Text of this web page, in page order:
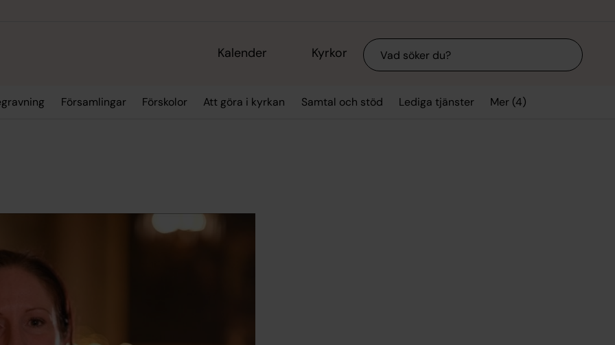
Kalender Kyrkor Sök
Församlingar Förskolor Att göra i kyrkan Samtal och stöd Lediga tjänster Mer (4)